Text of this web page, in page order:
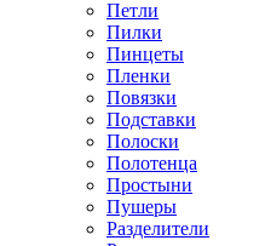
Петли
Пилки
Пинцеты
Пленки
Повязки
Подставки
Полоски
Полотенца
Простыни
Пушеры
Разделители